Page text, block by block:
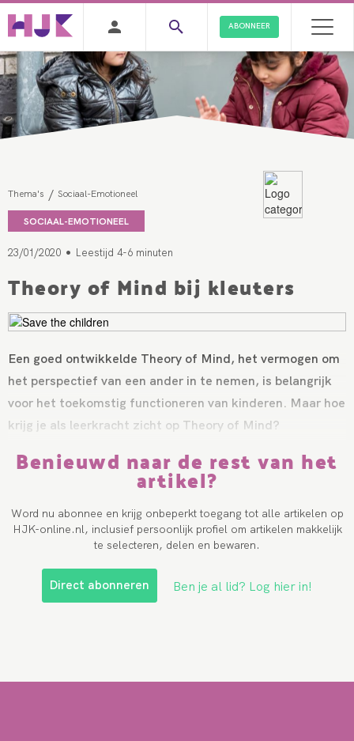
ABONNEER
Thema's / Sociaal-Emotioneel
SOCIAAL-EMOTIONEEL
23/01/2020 • Leestijd 4-6 minuten
Theory of Mind bij kleuters
Een goed ontwikkelde Theory of Mind, het vermogen om
het perspectief van een ander in te nemen, is belangrijk
voor het toekomstig functioneren van kinderen. Maar hoe
krijg je als leerkracht zicht op Theory of Mind?
Benieuwd naar de rest van het
artikel?
Word nu abonnee en krijg onbeperkt toegang tot alle artikelen op
HJK-online.nl, inclusief persoonlijk profiel om artikelen makkelijk
te selecteren, delen en bewaren.
Direct abonneren Ben je al lid? Log hier in!